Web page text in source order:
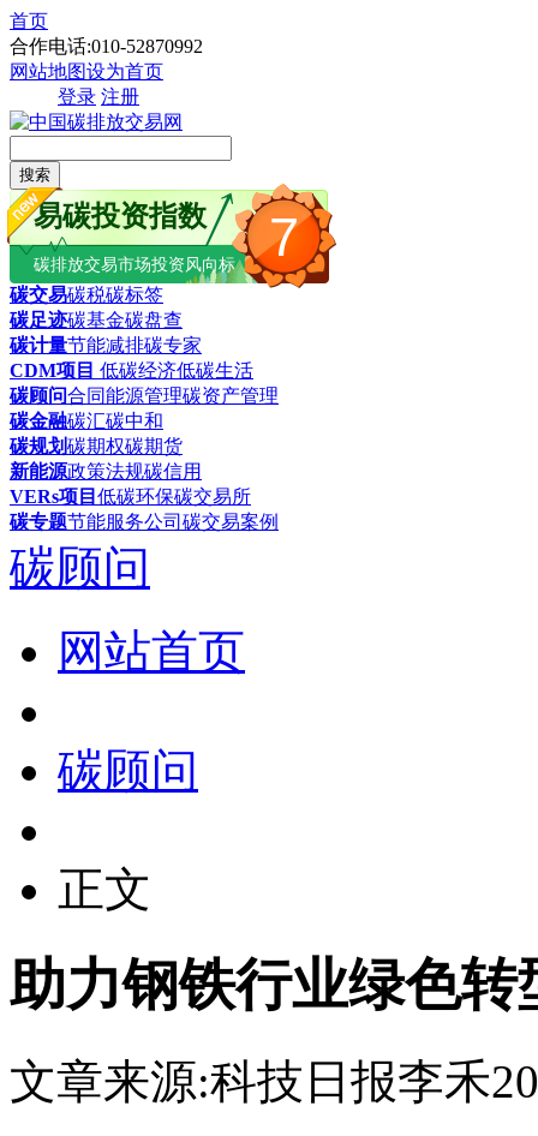
首页
合作电话:010-52870992
网站地图设为首页
登录 注册
搜索
7
易碳投资指数
碳排放交易市场投资风向标
碳交易碳税碳标签
碳足迹碳基金碳盘查
碳计量节能减排碳专家
CDM项目 低碳经济低碳生活
碳顾问合同能源管理碳资产管理
碳金融碳汇碳中和
碳规划碳期权碳期货
新能源政策法规碳信用
VERs项目 低碳环保碳交易所
碳专题节能服务公司 碳交易案例
碳顾问
网站首页
碳顾问
正文
助力钢铁行业绿色
文章来源:科技日报李禾